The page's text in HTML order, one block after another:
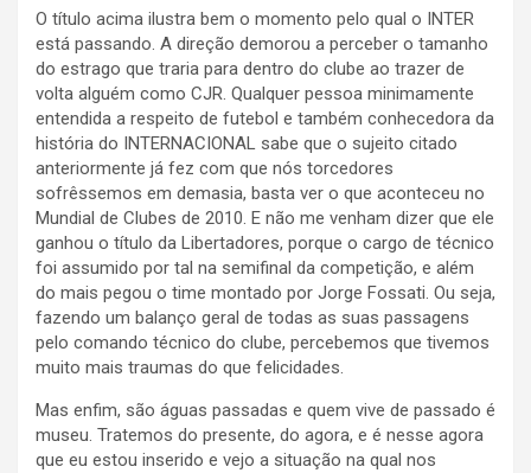
O título acima ilustra bem o momento pelo qual o INTER
está passando. A direção demorou a perceber o tamanho
do estrago que traria para dentro do clube ao trazer de
volta alguém como CJR. Qualquer pessoa minimamente
entendida a respeito de futebol e também conhecedora da
história do INTERNACIONAL sabe que o sujeito citado
anteriormente já fez com que nós torcedores
sofrêssemos em demasia, basta ver o que aconteceu no
Mundial de Clubes de 2010. E não me venham dizer que ele
ganhou o título da Libertadores, porque o cargo de técnico
foi assumido por tal na semifinal da competição, e além
do mais pegou o time montado por Jorge Fossati. Ou seja,
fazendo um balanço geral de todas as suas passagens
pelo comando técnico do clube, percebemos que tivemos
muito mais traumas do que felicidades.
Mas enfim, são águas passadas e quem vive de passado é
museu. Tratemos do presente, do agora, e é nesse agora
que eu estou inserido e vejo a situação na qual nos